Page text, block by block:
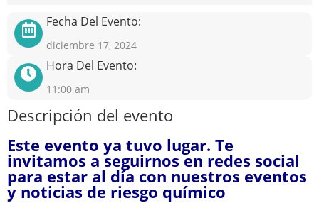
Fecha Del Evento:
diciembre 17, 2024
Hora Del Evento:
11:00 am
Descripción del evento
Este evento ya tuvo lugar. Te
invitamos a seguirnos en redes social
para estar al día con nuestros eventos
y noticias de riesgo químico